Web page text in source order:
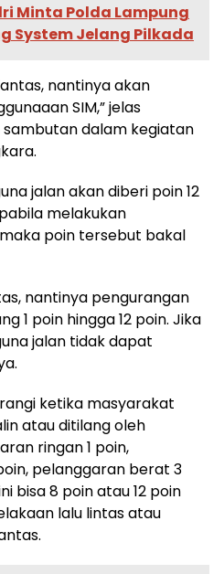
Minta Polda Lampung
System Jelang Pilkada
nantinya akan
SIM,” jelas
dalam kegiatan
jalan akan diberi poin 12
melakukan
poin tersebut bakal
nantinya pengurangan
1 poin hingga 12 poin. Jika
jalan tidak dapat
ketika masyarakat
atau ditilang oleh
ringan 1 poin,
pelanggaran berat 3
bisa 8 poin atau 12 poin
lalu lintas atau